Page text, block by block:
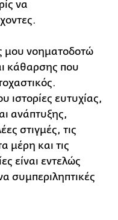
να
μου νοηματοδοτώ
κάθαρσης που
ιστορίες ευτυχίας,
ανάπτυξης,
στιγμές, τις
μέρη και τις
είναι εντελώς
συμπεριληπτικές